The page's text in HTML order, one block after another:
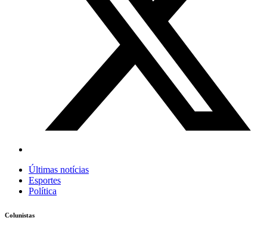
Últimas notícias
Esportes
Política
Colunistas